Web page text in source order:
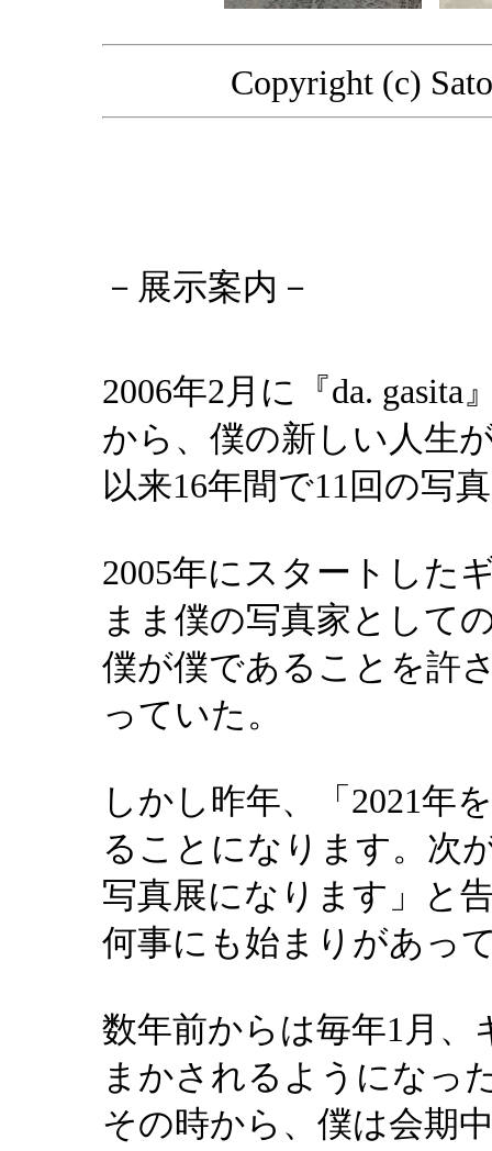
Copyright (c)
－展示案内－
2006年2月に『da.
から、僕の新しい人生
以来16年間で11回の写
2005年にスタートした
まま僕の写真家として
僕が僕であることを許
っていた。
しかし昨年、「2021年
ることになります。次
写真展になります」と
何事にも始まりがあっ
数年前からは毎年1月
まかされるようになっ
その時から、僕は会期